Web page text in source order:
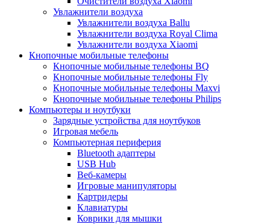
Увлажнители воздуха
Увлажнители воздуха Ballu
Увлажнители воздуха Royal Clima
Увлажнители воздуха Xiaomi
Кнопочные мобильные телефоны
Кнопочные мобильные телефоны BQ
Кнопочные мобильные телефоны Fly
Кнопочные мобильные телефоны Maxvi
Кнопочные мобильные телефоны Philips
Компьютеры и ноутбуки
Зарядные устройства для ноутбуков
Игровая мебель
Компьютерная периферия
Bluetooth адаптеры
USB Hub
Веб-камеры
Игровые манипуляторы
Картридеры
Клавиатуры
Коврики для мышки